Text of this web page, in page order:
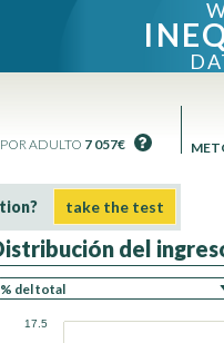
ADULTO 7 057€
take the test
Distribución del
17.5